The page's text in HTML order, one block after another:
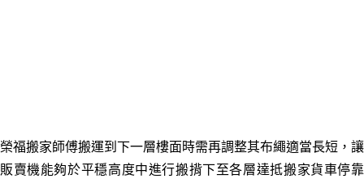
榮福搬家師傅搬運到下一層樓面時需再調整其布繩適當長短，讓
販賣機能夠於平穩高度中進行搬揹下至各層達抵搬家貨車停靠